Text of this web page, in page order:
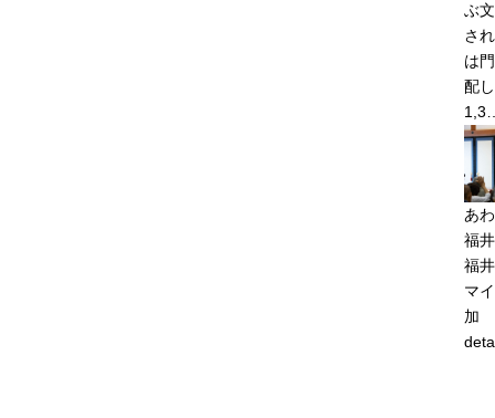
ぶ
さ
は
配
あ
福
福
マ
加